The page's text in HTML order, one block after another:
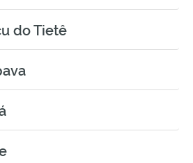
do Tietê